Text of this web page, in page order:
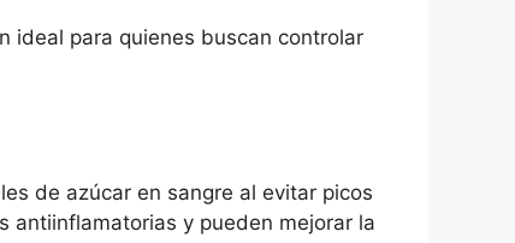
ideal para quienes buscan controlar
de azúcar en sangre al evitar picos
antiinflamatorias y pueden mejorar la